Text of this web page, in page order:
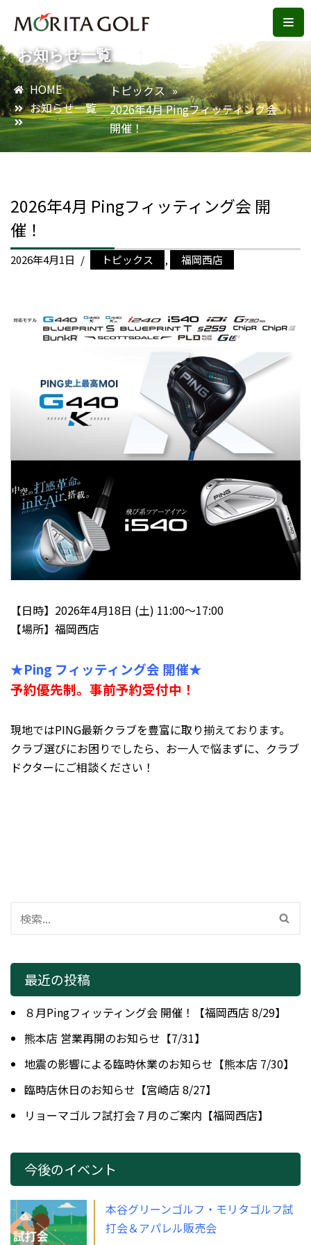
ン
テ
ン
ツ
へ
ス
プ
お知らせ一覧
HOME
お知らせ一覧
トピックス »
2026年4月 Pingフィッティング会
開催！
2026年4月 Pingフィッティング会 開
催！
2026年4月1日 トピックス , 福岡西店
【日時】2026年4月18日 (土) 11:00～17:00
【場所】福岡西店
★Ping フィッティング会 開催★
予約優先制。事前予約受付中！
現地ではPING最新クラブを豊富に取り揃えております。
クラブ選びにお困りでしたら、お一人で悩まずに、クラブ
ドクターにご相談ください！
最近の投稿
８月Pingフィッティング会 開催！【福岡西店 8/29】
熊本店 営業再開のお知らせ【7/31】
地震の影響による臨時休業のお知らせ【熊本店 7/30】
臨時店休日のお知らせ【宮崎店 8/27】
リョーマゴルフ試打会７月のご案内【福岡西店】
今後のイベント
本谷グリーンゴルフ・モリタゴルフ試
打会＆アパレル販売会